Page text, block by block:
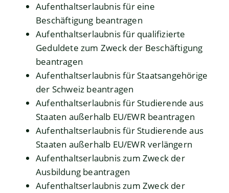
Aufenthaltserlaubnis für eine
Beschäftigung beantragen
Aufenthaltserlaubnis für qualifizierte
Geduldete zum Zweck der Beschäftigung
beantragen
Aufenthaltserlaubnis für Staatsangehörige
der Schweiz beantragen
Aufenthaltserlaubnis für Studierende aus
Staaten außerhalb EU/EWR beantragen
Aufenthaltserlaubnis für Studierende aus
Staaten außerhalb EU/EWR verlängern
Aufenthaltserlaubnis zum Zweck der
Ausbildung beantragen
Aufenthaltserlaubnis zum Zweck der